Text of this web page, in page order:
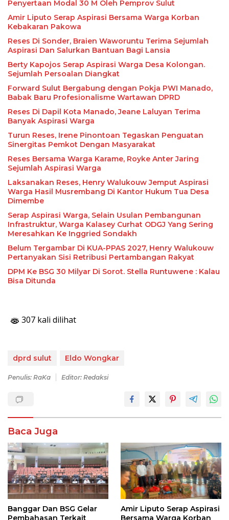
Penyertaan Modal 30 M Oleh Pemprov Sulut
Amir Liputo Serap Aspirasi Bersama Warga Korban
Kebakaran Pakowa
Reses Di Sonder, Braien Waworuntu Terima Sejumlah
Aspirasi Dan Salurkan Bantuan Bagi Lansia
Berty Kapojos Serap Aspirasi Warga Desa Kolongan.
Sejumlah Persoalan Diangkat
Forward Sulut Bergabung dengan Pokja PWI Manado,
Babak Baru Profesionalisme Wartawan DPRD
Reses Di Dapil Kota Manado, Jeane Laluyan Terima
Banyak Aspirasi Warga
Turun Reses, Irene Pinontoan Tegaskan Penguatan
Sinergitas Pemkot Dengan Masyarakat
Reses Bersama Warga Karame, Royke Anter Jaring
Sejumlah Aspirasi Warga
Laksanakan Reses, Henry Walukouw Jemput Aspirasi
Warga Hasil Musrembang Di Kantor Hukum Tua Desa
Dimembe
Serap Aspirasi Warga, Selain Usulan Pembangunan
Infrastruktur, Warga Kalasey Curhat ODGJ Yang Sering
Meresahkan Ke Inggried Sondakh
Belum Tergambar Di KUA-PPAS 2027, Henry Walukouw
Pertanyakan Sisi Retribusi Pertambangan Rakyat
DPM Ke BSG 30 Milyar Di Sorot. Stella Runtuwene : Kalau
Bisa Ditunda
307 kali dilihat
dprd sulut Eldo Wongkar
Penulis: RaKa Editor: Redaksi
Baca Juga
Banggar Dan BSG Gelar
Pembahasan Terkait
Amir Liputo Serap Aspirasi
Bersama Warga Korban